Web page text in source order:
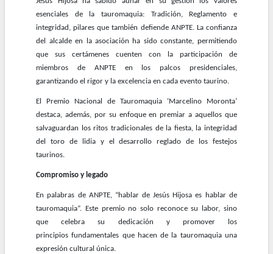
esenciales de la tauromaquia: Tradición, Reglamento e
integridad, pilares que también defiende ANPTE. La confianza
del alcalde en la asociación ha sido constante, permitiendo
que sus certámenes cuenten con la participación de
miembros de ANPTE en los palcos presidenciales,
garantizando el rigor y la excelencia en cada evento taurino.
El Premio Nacional de Tauromaquia ‘Marcelino Moronta’
destaca, además, por su enfoque en premiar a aquellos que
salvaguardan los ritos tradicionales de la fiesta, la integridad
del toro de lidia y el desarrollo reglado de los festejos
taurinos.
Compromiso y legado
En palabras de ANPTE, “hablar de Jesús Hijosa es hablar de
tauromaquia”. Este premio no solo reconoce su labor, sino
que celebra su dedicación y promover los
principios fundamentales que hacen de la tauromaquia una
expresión cultural única.